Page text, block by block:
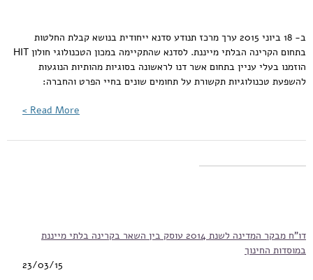
ב- 18 ביוני 2015 ערך מרכז תנודע סדנא ייחודית בנושא קבלת החלטות
בתחום הקרינה הבלתי מייננת. לסדנא שהתקיימה במכון הטכנולוגי חולון HIT
הוזמנו בעלי עניין בתחום אשר דנו לראשונה בסוגיות מהותיות הנוגעות
להשפעת טכנולוגיות תקשורת על תחומים שונים בחיי הפרט והחברה:
Read More >
דו"ח מבקר המדינה לשנת 2014 עוסק בין השאר בקרינה בלתי מייננת
במוסדות החינוך
23/03/15